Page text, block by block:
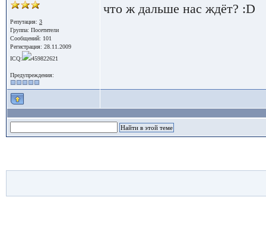
Репутация: 3
Группа: Посетители
Сообщений: 101
Регистрация: 28.11.2009
ICQ:
459822621
Предупреждения:
что ж дальше нас ждёт? :D